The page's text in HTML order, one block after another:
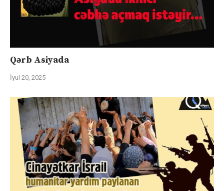
Qərb Asiyada
İyul 20, 2025